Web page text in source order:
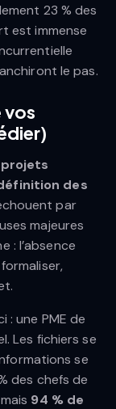
23 % des
est immense
le pas.
vos
des
par
majeures
: l’absence
: une PME de
Les fichiers se
se
des chefs de
94 % de